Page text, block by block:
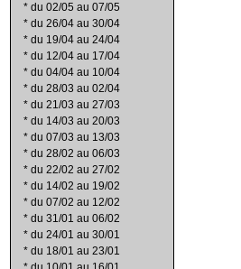
* du 02/05 au 07/05
* du 26/04 au 30/04
* du 19/04 au 24/04
* du 12/04 au 17/04
* du 04/04 au 10/04
* du 28/03 au 02/04
* du 21/03 au 27/03
* du 14/03 au 20/03
* du 07/03 au 13/03
* du 28/02 au 06/03
* du 22/02 au 27/02
* du 14/02 au 19/02
* du 07/02 au 12/02
* du 31/01 au 06/02
* du 24/01 au 30/01
* du 18/01 au 23/01